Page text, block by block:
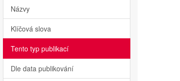
Názvy
Klíčová slova
Tento typ publikací
Dle data publikování